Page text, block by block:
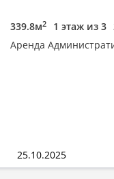
339.8м2 1 этаж из 3
Аренда
25.10.2025